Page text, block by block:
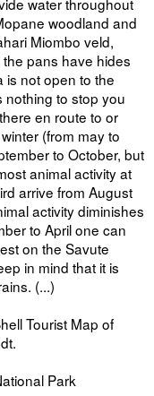
water throughout
woodland and
Miombo veld,
pans have hides
is not open to the
nothing to stop you
en route to or
(from may to
to October, but
animal activity at
arrive from August
activity diminishes
to April one can
on the Savute
in mind that it is
(...)
Tourist Map of
Park